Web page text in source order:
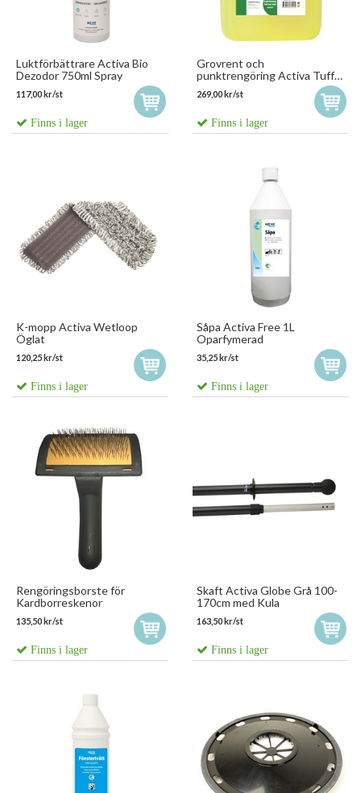
Luktförbättrare Activa Bio
Dezodor 750ml Spray
117,00 kr/st
Finns i lager
Grovrent och
punktrengöring Activa Tuff
269,00 kr/st
Finns i lager
K-mopp Activa Wetloop
Öglat
120,25 kr/st
Finns i lager
Såpa Activa Free 1L
Oparfymerad
35,25 kr/st
Finns i lager
Rengöringsborste för
Kardborreskenor
135,50 kr/st
Finns i lager
Skaft Activa Globe Grå 100-
170cm med Kula
163,50 kr/st
Finns i lager